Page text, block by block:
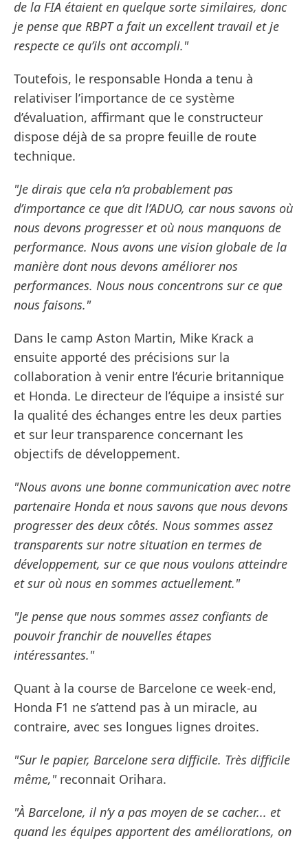
de la FIA étaient en quelque sorte similaires, donc
je pense que RBPT a fait un excellent travail et je
respecte ce qu’ils ont accompli."
Toutefois, le responsable Honda a tenu à
relativiser l’importance de ce système
d’évaluation, affirmant que le constructeur
dispose déjà de sa propre feuille de route
technique.
"Je dirais que cela n’a probablement pas
d’importance ce que dit l’ADUO, car nous savons où
nous devons progresser et où nous manquons de
performance. Nous avons une vision globale de la
manière dont nous devons améliorer nos
performances. Nous nous concentrons sur ce que
nous faisons."
Dans le camp Aston Martin, Mike Krack a
ensuite apporté des précisions sur la
collaboration à venir entre l’écurie britannique
et Honda. Le directeur de l’équipe a insisté sur
la qualité des échanges entre les deux parties
et sur leur transparence concernant les
objectifs de développement.
"Nous avons une bonne communication avec notre
partenaire Honda et nous savons que nous devons
progresser des deux côtés. Nous sommes assez
transparents sur notre situation en termes de
développement, sur ce que nous voulons atteindre
et sur où nous en sommes actuellement."
"Je pense que nous sommes assez confiants de
pouvoir franchir de nouvelles étapes
intéressantes."
Quant à la course de Barcelone ce week-end,
Honda F1 ne s’attend pas à un miracle, au
contraire, avec ses longues lignes droites.
"Sur le papier, Barcelone sera difficile. Très difficile
même,"reconnait Orihara.
"À Barcelone, il n’y a pas moyen de se cacher... et
quand les équipes apportent des améliorations, on